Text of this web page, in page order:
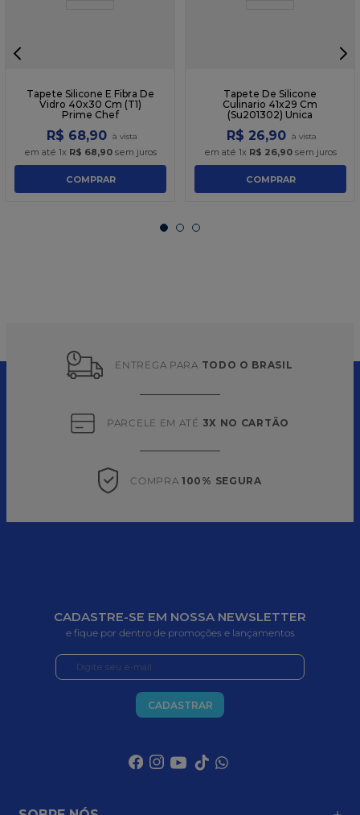
Tapete Silicone E Fibra De
Vidro 40x30 Cm (T1)
Prime Chef
R$ 68,90
em até 1x R$ 68,90sem juros
COMPRAR
Tapete De Silicone
Culinario 41x29 Cm
(Su201302) Unica
R$ 26,90
em até 1x R$ 26,90sem juros
COMPRAR
ENTREGA PARA TODO O BRASIL
PARCELE EM ATÉ 3X NO CARTÃO
COMPRA 100% SEGURA
CADASTRE-SE EM NOSSA NEWSLETTER
e fique por dentro de promoções e lançamentos
CADASTRAR